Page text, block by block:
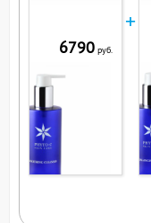
6790 руб.
+